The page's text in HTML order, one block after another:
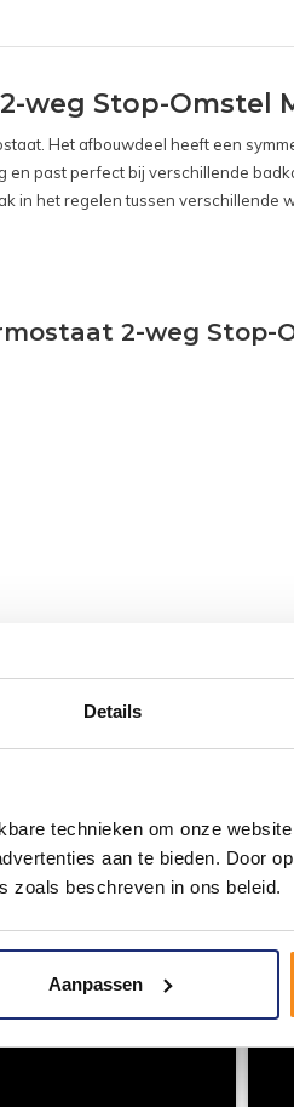
Details
technieken om onze
aan te bieden. Door
zoals beschreven in ons beleid.
Aanpassen
Stop-Omstel
Het afbouwdeel heeft een
past perfect bij verschillende
in het regelen tussen verschillende
2-weg Stop-
met #mijndroombadkamer